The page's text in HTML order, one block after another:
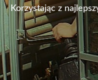
Korzystając z